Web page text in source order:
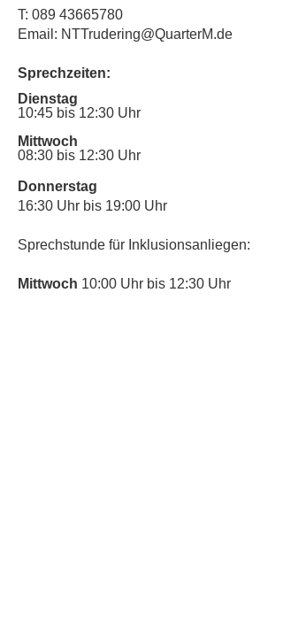
T: 089 43665780
Email: NTTrudering@QuarterM.de
Sprechzeiten:
Dienstag
10:45 bis 12:30 Uhr
Mittwoch
08:30 bis 12:30 Uhr
Donnerstag
16:30 Uhr bis 19:00 Uhr
Sprechstunde für Inklusionsanliegen:
Mittwoch 10:00 Uhr bis 12:30 Uhr